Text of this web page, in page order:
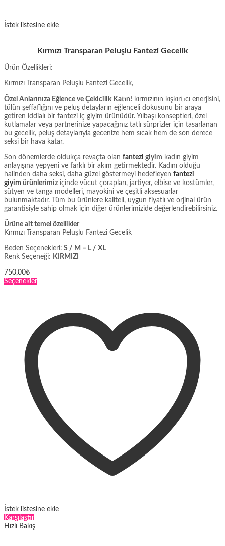
İstek listesine ekle
Kırmızı Transparan Peluşlu Fantezi Gecelik
Ürün Özellikleri:
Kırmızı Transparan Peluşlu Fantezi Gecelik,
Özel Anlarınıza Eğlence ve Çekicilik Katın! kırmızının kışkırtıcı enerjisini,
tülün şeffaflığını ve peluş detayların eğlenceli dokusunu bir araya
getiren iddialı bir fantezi iç giyim ürünüdür. Yılbaşı konseptleri, özel
kutlamalar veya partnerinize yapacağınız tatlı sürprizler için tasarlanan
bu gecelik, peluş detaylarıyla gecenize hem sıcak hem de son derece
seksi bir hava katar.
Son dönemlerde oldukça revaçta olan fantezi giyim kadın giyim
anlayışına yepyeni ve farklı bir akım getirmektedir. Kadını olduğu
halinden daha seksi, daha güzel göstermeyi hedefleyen fantezi
giyim ürünlerimiz içinde vücut çorapları, jartiyer, elbise ve kostümler,
sütyen ve tanga modelleri, mayokini ve çeşitli aksesuarlar
bulunmaktadır. Tüm bu ürünlere kaliteli, uygun fiyatlı ve orjinal ürün
garantisiyle sahip olmak için diğer ürünlerimizide değerlendirebilirsiniz.
Ürüne ait temel özellikler
Kırmızı Transparan Peluşlu Fantezi Gecelik
Beden Seçenekleri: S / M – L / XL
Renk Seçeneği: KIRMIZI
750,00₺
SeçeneklerBu
varyasyonu
var.
Seçenekler
ürün
sayfasından
seçilebilir
İstek listesine ekle
Karşılaştır
Hızlı Bakış